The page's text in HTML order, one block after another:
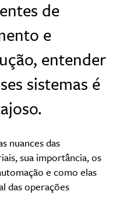
de
e
entender
sistemas é
nuances das
sua importância, os
e como elas
das operações